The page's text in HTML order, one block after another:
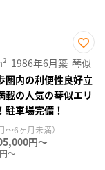
お気
に入
り登
録
1986年6月築 琴似
圏内の利便性良好立
載の人気の琴似エリ
駐車場完備！
～6ヶ月未満）
円～
～